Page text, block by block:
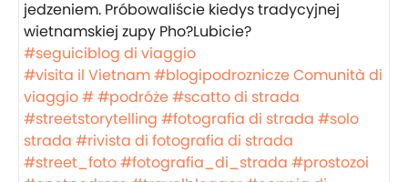
jedzeniem. Próbowaliście kiedys tradycyjnej
wietnamskiej zupy Pho?Lubicie?
#seguiciblog di viaggio
#visita il Vietnam#blogipodrozniczeComunità di
viaggio ##podróże#scatto di strada
#streetstorytelling #fotografia di strada #solo
strada #rivista di fotografia di strada
#street_foto#fotografia_di_strada #prostozoi